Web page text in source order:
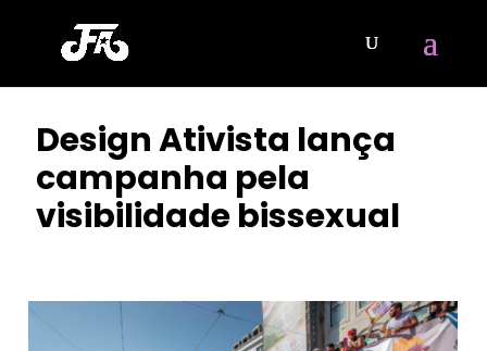
Design Ativista lança
campanha pela
visibilidade bissexual